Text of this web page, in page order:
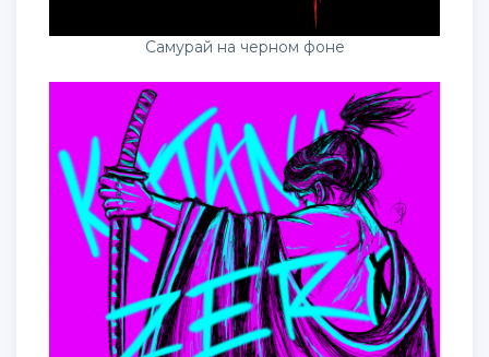
Самурай на черном фоне